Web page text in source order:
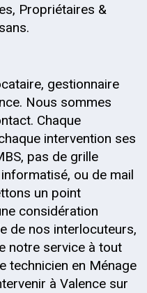
Propriétaires &
gestionnaire
Nous sommes
Chaque
intervention ses
pas de grille
ou de mail
un point
considération
de nos interlocuteurs,
notre service à tout
technicien en Ménage
à Valence sur